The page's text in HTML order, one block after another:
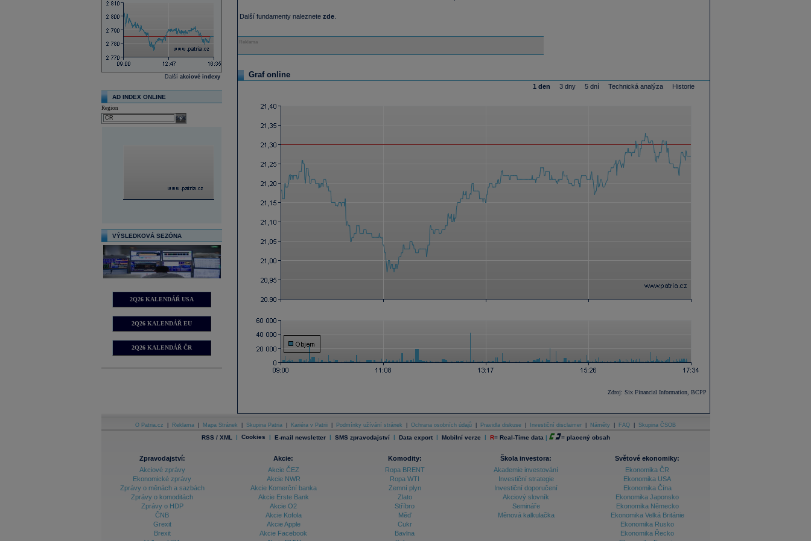
Další akciové indexy
AD INDEX ONLINE
Region
select
VÝSLEDKOVÁ SEZÓNA
2Q26 KALENDÁŘ USA
2Q26 KALENDÁŘ EU
2Q26 KALENDÁŘ ČR
Další fundamenty naleznete zde.
Reklama
Graf online
1 den 3 dny 5 dní Technická analýza Historie
Zdroj: Six Financial Information, BCPP
O Patria.cz Reklama Mapa Stránek Skupina Patria Kariéra v Patrii Podmínky užívání stránek Ochrana osobních údajů Pravidla diskuse Investiční disclaimer Náměty FAQ Skupina ČSOB
RSS / XML | Cookies | E-mail newsletter | SMS zpravodajství | Data export | Mobilní verze | R= Real-Time data | = placený obsah
Zpravodajství:
Akciové zprávy
Ekonomické zprávy
Zprávy o měnách a sazbách
Zprávy o komoditách
Zprávy o HDP
ČNB
Grexit
Brexit
Akcie:
Akcie ČEZ
Akcie NWR
Akcie Komerční banka
Akcie Erste Bank
Akcie O2
Akcie Kofola
Akcie Apple
Akcie Facebook
Komodity:
Ropa BRENT
Ropa WTI
Zemní plyn
Zlato
Stříbro
Měď
Cukr
Bavlna
Škola investora:
Akademie investování
Investiční strategie
Investiční doporučení
Akciový slovník
Semináře
Měnová kalkulačka
Světové ekonomiky:
Ekonomika ČR
Ekonomika USA
Ekonomika Čína
Ekonomika Japonsko
Ekonomika Německo
Ekonomika Velká Británie
Ekonomika Rusko
Ekonomika Řecko